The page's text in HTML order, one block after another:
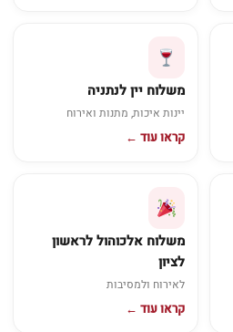
משלוח יין לנתניה
יינות איכות, מתנות ואירוח
קראו עוד ←
משלוח אלכוהול לראשון
לציון
לאירוח ולמסיבות
קראו עוד ←